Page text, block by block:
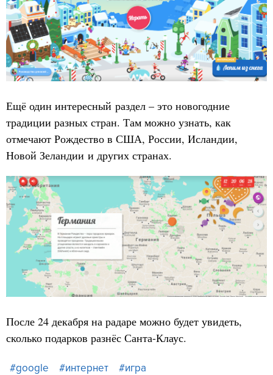
Ещё один интересный раздел – это новогодние
традиции разных стран. Там можно узнать, как
отмечают Рождество в США, России, Исландии,
Новой Зеландии и других странах.
После 24 декабря на радаре можно будет увидеть,
сколько подарков разнёс Санта-Клаус.
#google #интернет #игра